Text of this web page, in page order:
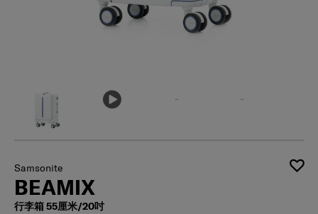
Samsonite
BEAMIX
行李箱 55厘米/20吋